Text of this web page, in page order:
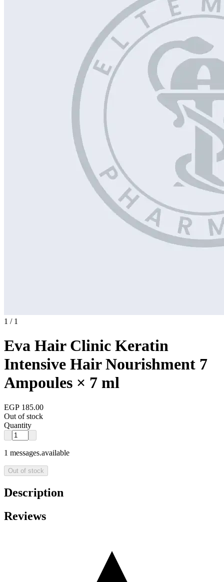
1 / 1
Eva Hair Clinic Keratin
Intensive Hair Nourishment 7
Ampoules × 7 ml
EGP 185.00
Out of stock
Quantity
1 messages.available
Out of stock
Description
Reviews